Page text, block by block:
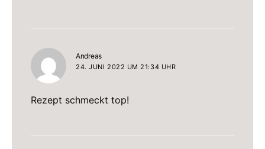
Andreassagt:
24. JUNI 2022 UM 21:34 UHR
Rezept schmeckt top!